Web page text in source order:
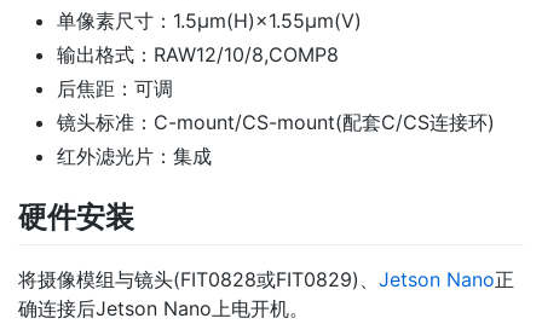
单像素尺寸：1.5μm(H)×1.55μm(V)
输出格式：RAW12/10/8,COMP8
后焦距：可调
镜头标准：C-mount/CS-mount(配套C/CS连接环)
红外滤光片：集成
硬件安装
将摄像模组与镜头(FIT0828或FIT0829)、 Jetson Nano正
确连接后Jetson Nano上电开机。